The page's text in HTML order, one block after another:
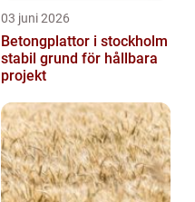
03 juni 2026
Betongplattor i stockholm
stabil grund för hållbara
projekt